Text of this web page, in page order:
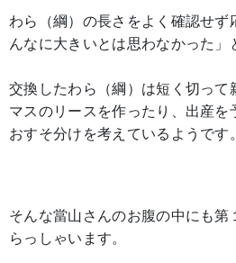
わら（綱）の長さをよく確認せず
んなに大きいとは思わなかった」
交換したわら（綱）は短く切って
マスのリースを作ったり、出産を
おすそ分けを考えているようです。
そんな當山さんのお腹の中にも第
らっしゃいます。